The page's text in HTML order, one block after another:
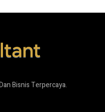
Bisnis Terpercaya.